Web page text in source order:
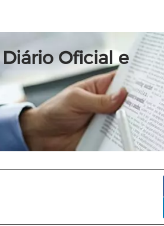
Oficial e